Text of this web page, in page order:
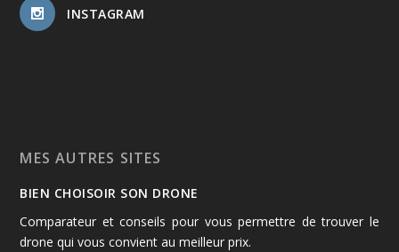
INSTAGRAM
MES AUTRES SITES
BIEN CHOISOIR SON DRONE
Comparateur et conseils pour vous permettre de trouver le
drone qui vous convient au meilleur prix.